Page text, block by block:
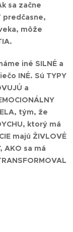
sa začne
predčasne,
môže
iné SILNÉ a
INÉ. Sú TYPY
a
tým, že
ktorý má
majú ŽIVLOVÉ
AKO sa má